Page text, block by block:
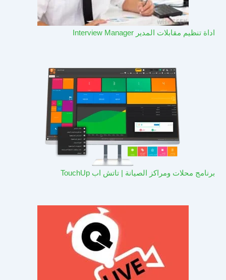
اداة تنظيم مقابلات المدير Interview Manager
برنامج محلات ومراكز الصيانة | تاتش اب TouchUp